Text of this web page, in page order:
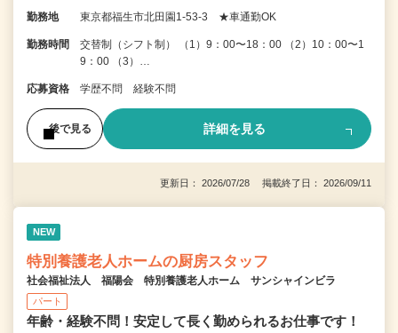
勤務地 東京都福生市北田園1-53-3 ★車通勤OK
勤務時間
交替制（シフト制） （1）9：00〜18：00 （2）10：00〜1
9：00 （3）…
応募資格 学歴不問 経験不問
後で見る 詳細を見る
更新日： 2026/07/28 掲載終了日： 2026/09/11
NEW
特別養護老人ホームの厨房スタッフ
社会福祉法人 福陽会 特別養護老人ホーム サンシャインビラ
パート
年齢・経験不問！安定して長く勤められるお仕事です！